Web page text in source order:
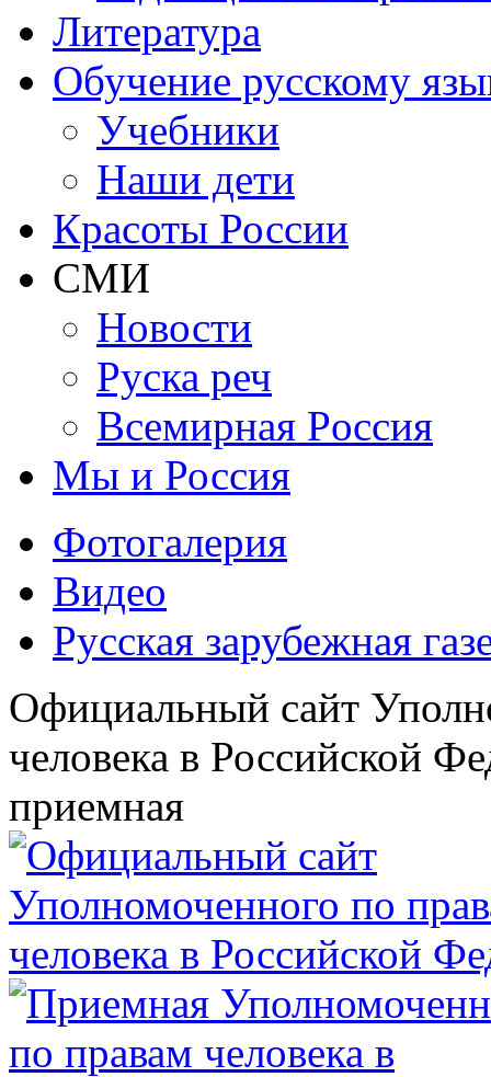
Литература
Обучение русскому
Учебники
Наши дети
Красоты России
СМИ
Новости
Руска реч
Всемирная Рoссия
Мы и Россия
Фотогалерия
Видео
Русская зарубежная
Официальный сайт
человека в Российской
приемная